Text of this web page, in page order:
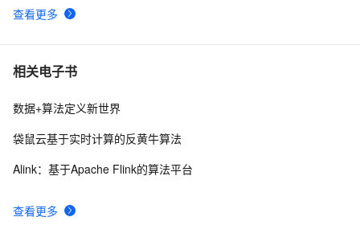
查看更多
相关电子书
查看更多
数据+算法定义新世界
袋鼠云基于实时计算的反黄牛算法
Alink：基于Apache Flink的算法平台